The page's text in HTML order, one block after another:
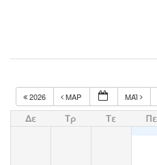
2026 ΜΑΡ ΜΆΙ
Δε Τρ Τε Πε